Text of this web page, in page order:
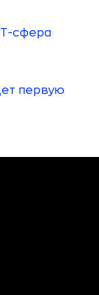
сфера
первую